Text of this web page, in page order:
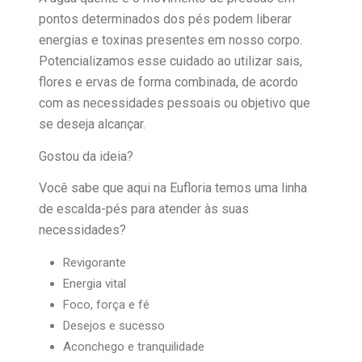
pontos determinados dos pés podem liberar
energias e toxinas presentes em nosso corpo.
Potencializamos esse cuidado ao utilizar sais,
flores e ervas de forma combinada, de acordo
com as necessidades pessoais ou objetivo que
se deseja alcançar.
Gostou da ideia?
Você sabe que aqui na Eufloria temos uma linha
de escalda-pés para atender às suas
necessidades?
Revigorante
Energia vital
Foco, força e fé
Desejos e sucesso
Aconchego e tranquilidade